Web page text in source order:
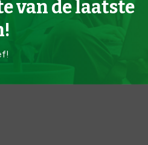
van de laatste